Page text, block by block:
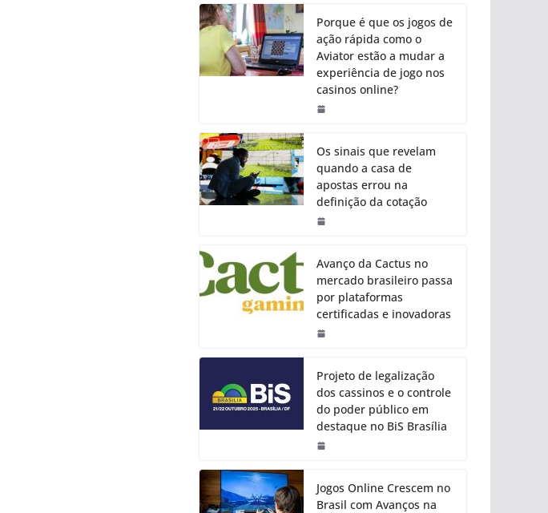
Porque é que os jogos de
ação rápida como o
Aviator estão a mudar a
experiência de jogo nos
casinos online?
Os sinais que revelam
quando a casa de
apostas errou na
definição da cotação
Avanço da Cactus no
mercado brasileiro passa
por plataformas
certificadas e inovadoras
Projeto de legalização
dos cassinos e o controle
do poder público em
destaque no BiS Brasília
Jogos Online Crescem no
Brasil com Avanços na